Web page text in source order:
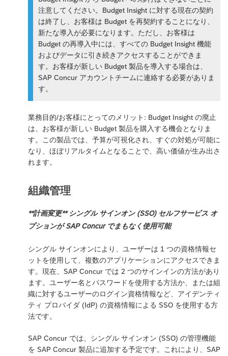
注意してください。Budget Insight に対する現在の契約
は終了し、お客様は Budget を再契約することになり、
新たな導入が必要になります。ただし、お客様は
Budget の再導入中には、すべての Budget Insight 機能
およびデータに引き続きアクセスすることができま
す。お客様が新しい Budget 製品を導入する場合は、
SAP Concur アカウントチームに連絡する必要がありま
す。
業務目的/お客様にとってのメリット: Budget Insight の廃止
は、お客様が新しい Budget 製品を購入する機会となりま
す。この製品では、予算が可視化され、すぐの対処が可能に
なり、ほぼリアルタイムとなることで、高い価値が生み出さ
れます。
組織管理
**計画変更** シングル サインオン (SSO) セルフサービス オ
プションが SAP Concur でまもなく使用可能
シングル サインオンにより、ユーザーは 1 つの資格情報セ
ットを使用して、複数のアプリケーションにアクセスできま
す。現在、SAP Concur では 2 つのサインインの方法があり
ます。ユーザー名とパスワードを使用する方法か、または組
織に対するユーザーのログイン資格情報など、アイデンティ
ティ プロバイダ (IdP) の資格情報による SSO を使用する方
法です。
SAP Concur では、シングル サインオン (SSO) の管理機能
を SAP Concur 製品に追加する予定です。これにより、SAP